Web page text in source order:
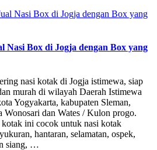
Nasi Box di Jogja dengan Box yang
nasi kotak di Jogja istimewa, siap
murah di wilayah Daerah Istimewa
Yogyakarta, kabupaten Sleman,
Wonosari dan Wates / Kulon progo.
kotak ini cocok untuk nasi kotak
hantaran, selamatan, ospek,
siang, …